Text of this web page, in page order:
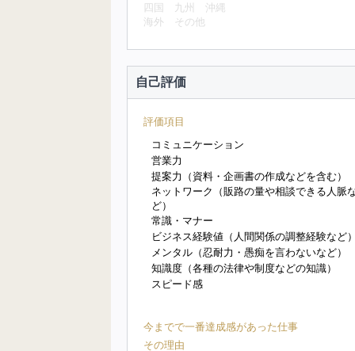
四国
九州
沖縄
海外
その他
自己評価
評価項目
コミュニケーション
営業力
提案力（資料・企画書の作成などを含む）
ネットワーク（販路の量や相談できる人脈
ど）
常識・マナー
ビジネス経験値（人間関係の調整経験など
メンタル（忍耐力・愚痴を言わないなど）
知識度（各種の法律や制度などの知識）
スピード感
今までで一番達成感があった仕事
その理由